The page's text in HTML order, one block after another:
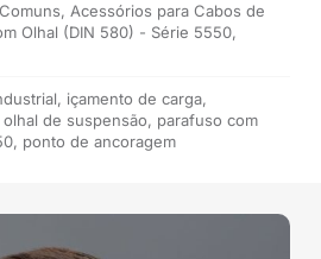
, Acessórios para Cabos de
Olhal (DIN 580) - Série 5550,
, içamento de carga,
olhal de suspensão, parafuso com
, ponto de ancoragem